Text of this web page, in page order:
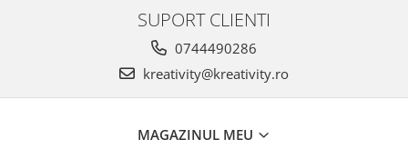
SUPORT CLIENTI
0744490286
kreativity@kreativity.ro
MAGAZINUL MEU